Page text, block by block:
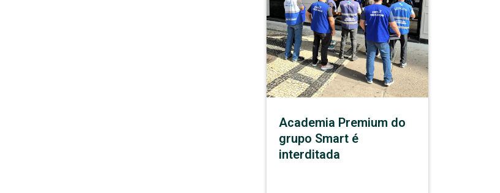
Academia Premium do
grupo Smart é
interditada